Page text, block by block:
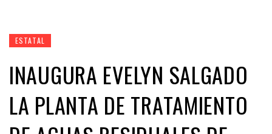
ESTATAL
INAUGURA EVELYN SALGADO
LA PLANTA DE TRATAMIENTO